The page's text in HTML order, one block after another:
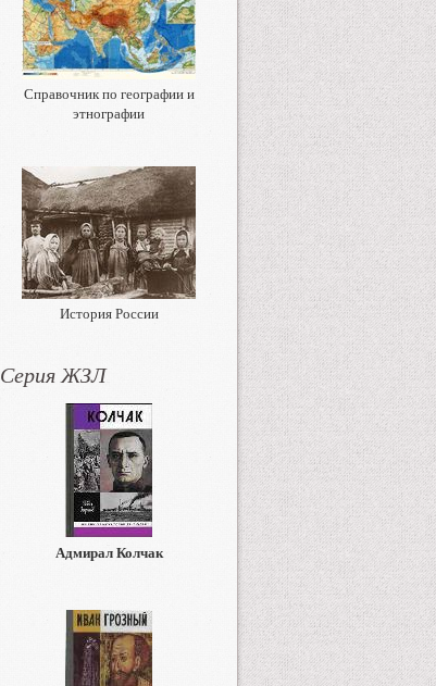
Справочник по географии и
этнографии
История России
Серия ЖЗЛ
Адмирал Колчак